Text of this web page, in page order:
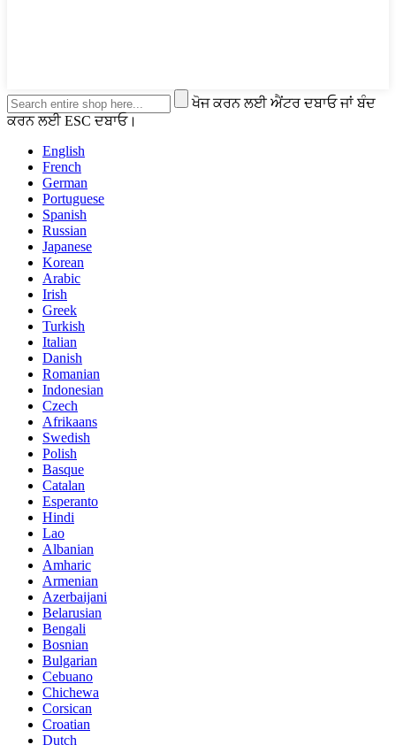
ਖੋਜ ਕਰਨ ਲਈ ਐਂਟਰ ਦਬਾਓ ਜਾਂ ਬੰਦ
ਕਰਨ ਲਈ ESC ਦਬਾਓ।
English
French
German
Portuguese
Spanish
Russian
Japanese
Korean
Arabic
Irish
Greek
Turkish
Italian
Danish
Romanian
Indonesian
Czech
Afrikaans
Swedish
Polish
Basque
Catalan
Esperanto
Hindi
Lao
Albanian
Amharic
Armenian
Azerbaijani
Belarusian
Bengali
Bosnian
Bulgarian
Cebuano
Chichewa
Corsican
Croatian
Dutch